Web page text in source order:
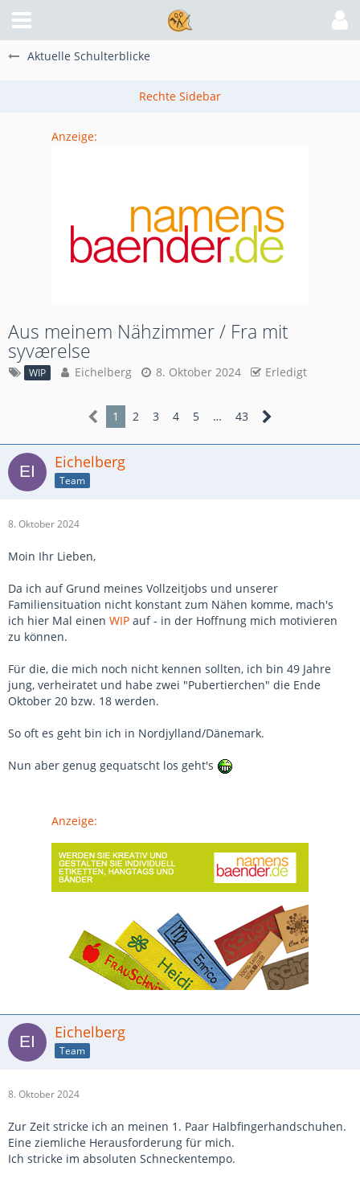
Aktuelle Schulterblicke
Anzeige:
Aus meinem Nähzimmer / Fra mit
syværelse
WIP Eichelberg 8. Oktober 2024 Erledigt
1 2 3 4 5 … 43
Eichelberg
Team
8. Oktober 2024
Moin Ihr Lieben,
Da ich auf Grund meines Vollzeitjobs und unserer
Familiensituation nicht konstant zum Nähen komme, mach's
ich hier Mal einen WIP auf - in der Hoffnung mich motivieren
zu können.
Für die, die mich noch nicht kennen sollten, ich bin 49 Jahre
jung, verheiratet und habe zwei "Pubertierchen" die Ende
Oktober 20 bzw. 18 werden.
So oft es geht bin ich in Nordjylland/Dänemark.
Nun aber genug gequatscht los geht's
Anzeige:
Eichelberg
Team
8. Oktober 2024
Zur Zeit stricke ich an meinen 1. Paar Halbfingerhandschuhen.
Eine ziemliche Herausforderung für mich.
Ich stricke im absoluten Schneckentempo.